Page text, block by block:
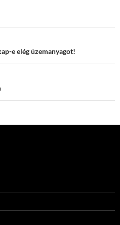
e elég üzemanyagot!